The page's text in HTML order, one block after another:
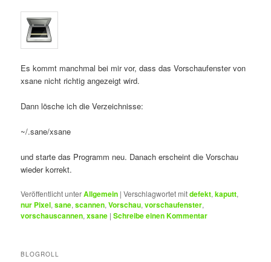
Es kommt manchmal bei mir vor, dass das Vorschaufenster von
xsane nicht richtig angezeigt wird.
Dann lösche ich die Verzeichnisse:
~/.sane/xsane
und starte das Programm neu. Danach erscheint die Vorschau
wieder korrekt.
Veröffentlicht unterAllgemein |Verschlagwortet mitdefekt,kaputt,
nur Pixel,sane,scannen,Vorschau,vorschaufenster,
vorschauscannen,xsane |Schreibe einen Kommentar
BLOGROLL